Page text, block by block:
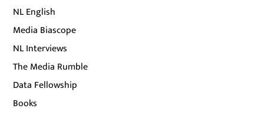
NL English
Media Biascope
NL Interviews
The Media Rumble
Data Fellowship
Books